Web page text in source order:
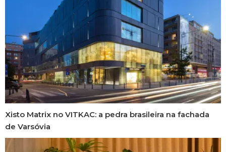
Xisto Matrix no VITKAC: a pedra brasileira na fachada
de Varsóvia